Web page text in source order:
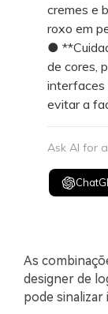
cremes e
roxo em
●
de cores,
interfaces
evitar a
Ask AI for
As
designer de
pode